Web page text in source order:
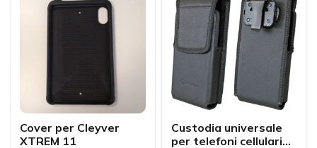
Cover per Cleyver
XTREM 11
Custodia universale
per telefoni cellulari